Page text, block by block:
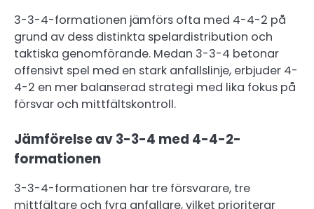
3-3-4-formationen jämförs ofta med 4-4-2 på
grund av dess distinkta spelardistribution och
taktiska genomförande. Medan 3-3-4 betonar
offensivt spel med en stark anfallslinje, erbjuder 4-
4-2 en mer balanserad strategi med lika fokus på
försvar och mittfältskontroll.
Jämförelse av 3-3-4 med 4-4-2-
formationen
3-3-4-formationen har tre försvarare, tre
mittfältare och fyra anfallare, vilket prioriterar